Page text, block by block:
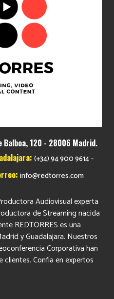
Balboa, 120 - 28006 Madrid.
(+34) 94 900 9614-
info@redtorres.com
Audiovisual experta
de Streaming nacida
REDTORRES es una
y Guadalajara. Nuestros
Corporativa han
Confía en expertos